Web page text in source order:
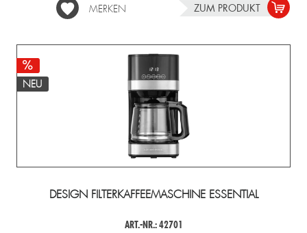
MERKEN ZUM PRODUKT
NEU
DESIGN FILTERKAFFEEMASCHINE ESSENTIAL
ART.-NR.: 42701